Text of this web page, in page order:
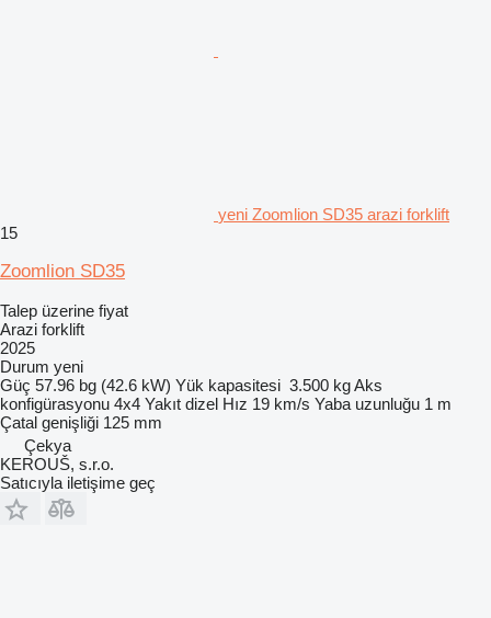
yeni Zoomlion SD35 arazi forklift
15
Zoomlion SD35
Talep üzerine fiyat
Arazi forklift
2025
Durum yeni
Güç 57.96 bg (42.6 kW) Yük kapasitesi 3.500 kgAks
konfigürasyonu 4x4 Yakıt dizel Hız 19 km/s Yaba uzunluğu 1 m
Çatal genişliği 125 mm
Çekya
KEROUŠ, s.r.o.
Satıcıyla iletişime geç